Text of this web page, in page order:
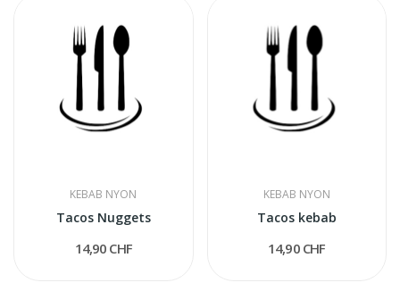
KEBAB NYON
Tacos Nuggets
14,90 CHF
KEBAB NYON
Tacos kebab
14,90 CHF